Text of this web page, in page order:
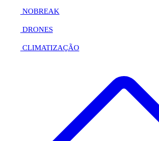
NOBREAK
DRONES
CLIMATIZAÇÃO